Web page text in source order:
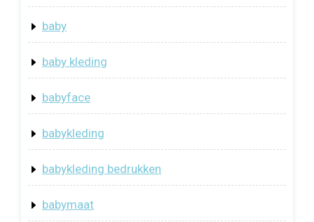
baby
baby kleding
babyface
babykleding
babykleding bedrukken
babymaat